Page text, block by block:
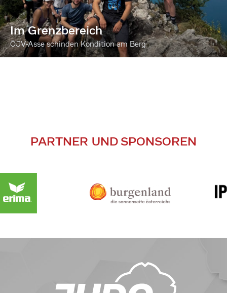
Im Grenzbereich
ÖJV-Asse schinden Kondition am Berg
PARTNER UND SPONSOREN